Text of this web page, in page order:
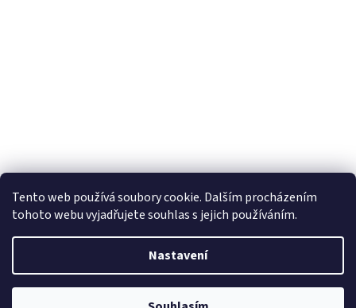
Tento web používá soubory cookie. Dalším procházením
tohoto webu vyjadřujete souhlas s jejich používáním.
Nastavení
Vytvořil Shoptet